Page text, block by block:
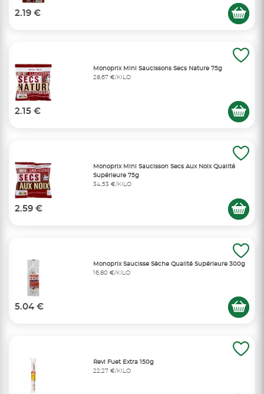
2.19 €
Monoprix Mini Saucissons Secs Nature 75g
28,67 €/KILO
2.15 €
Monoprix Mini Saucisson Secs Aux Noix Qualité
Supérieure 75g
34,53 €/KILO
2.59 €
Monoprix Saucisse Sèche Qualité Supérieure 300g
16,80 €/KILO
5.04 €
Revi Fuet Extra 150g
22,27 €/KILO